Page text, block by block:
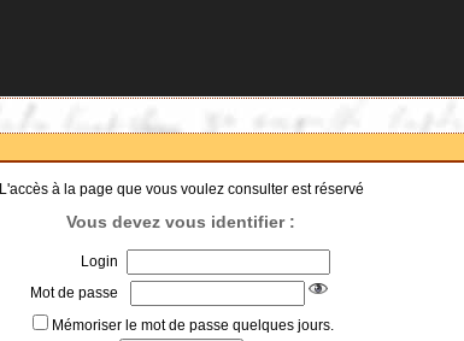
L'accès à la page que vous voulez consulter est réservé
Vous devez vous identifier :
Login
Mot de passe
Mémoriser le mot de passe quelques jours.